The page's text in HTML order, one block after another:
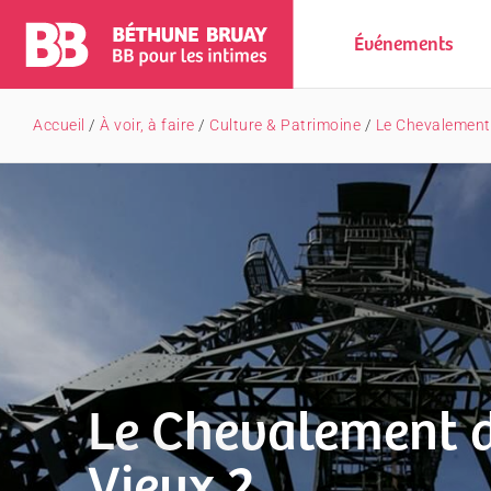
Événements
Accueil / À voir, à faire / Culture & Patrimoine / Le
Le Chevalement